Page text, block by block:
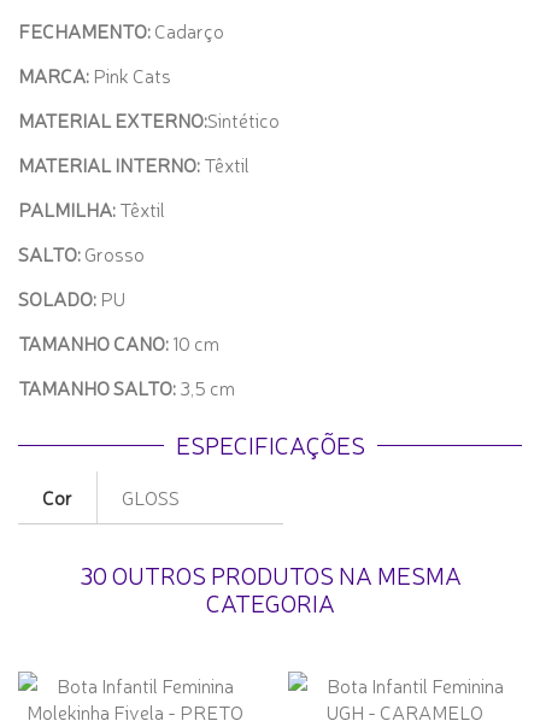
FECHAMENTO:Cadarço
MARCA: Pink Cats
MATERIAL EXTERNO:Sintético
MATERIAL INTERNO:Têxtil
PALMILHA:Têxtil
SALTO:Grosso
SOLADO: PU
TAMANHO CANO:10 cm
TAMANHO SALTO:3,5 cm
ESPECIFICAÇÕES
Cor GLOSS
30 OUTROS PRODUTOS NA MESMA
CATEGORIA